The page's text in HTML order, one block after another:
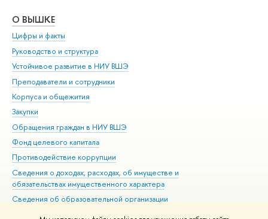
О ВЫШКЕ
Цифры и факты
Руководство и структура
Устойчивое развитие в НИУ ВШЭ
Преподаватели и сотрудники
Корпуса и общежития
Закупки
Обращения граждан в НИУ ВШЭ
Фонд целевого капитала
Противодействие коррупции
Сведения о доходах, расходах, об имуществе и
обязательствах имущественного характера
Сведения об образовательной организации
Людям с ограниченными возможностями здоровья